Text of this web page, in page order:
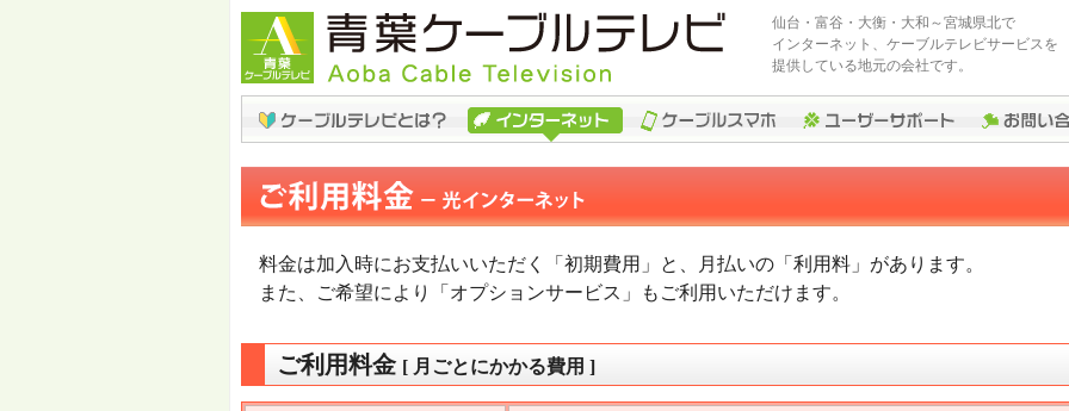
仙台・富谷・大衡・大和～宮城県北で
インターネット、ケーブルテレビサービスを
提供している地元の会社です。
料金は加入時にお支払いいただく「初期費用」と、月払いの「利用料」があります。
また、ご希望により「オプションサービス」もご利用いただけます。
ご利用料金 [ 月ごとにかかる費用 ]